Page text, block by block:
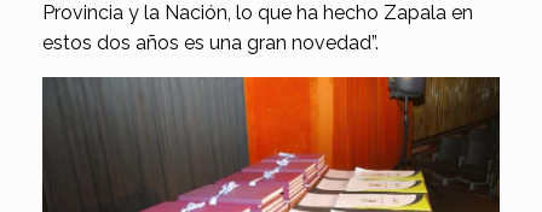
Provincia y la Nación, lo que ha hecho Zapala en
estos dos años es una gran novedad”.